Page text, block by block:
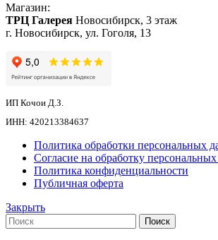
Магазин:
ТРЦ Галерея Новосибирск, 3 этаж
г. Новосибирск, ул. Гоголя, 13
ИП Кочои Д.З.
ИНН: 420213384637
Политика обработки персональных
Согласие на обработку
Политика конфиденциальности
Публичная оферта
Закрыть
Поиск